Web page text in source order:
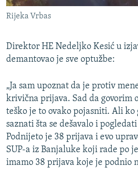
Rijeka Vrbas
Direktor HE Nedeljko Kesić u
demantovao je sve optužbe:
„Ja sam upoznat da je protiv
krivična prijava. Sad da govorim
teško je to ovako pojasniti. Ali ko
saznati šta se dešavalo i
Podnijeto je 38 prijava i evo
SUP-a iz Banjaluke koji rade po
imamo 38 prijava koje je podnio